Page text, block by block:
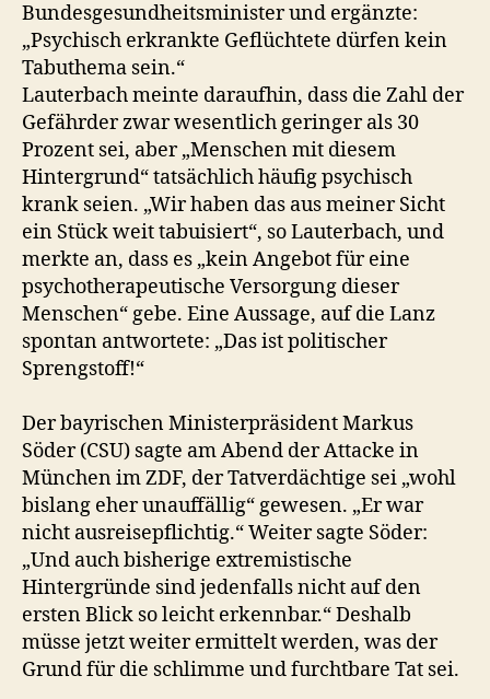
Bundesgesundheitsminister und ergänzte:
„Psychisch erkrankte Geflüchtete dürfen kein
Tabuthema sein.“
Lauterbach meinte daraufhin, dass die Zahl der
Gefährder zwar wesentlich geringer als 30
Prozent sei, aber „Menschen mit diesem
Hintergrund“ tatsächlich häufig psychisch
krank seien. „Wir haben das aus meiner Sicht
ein Stück weit tabuisiert“, so Lauterbach, und
merkte an, dass es „kein Angebot für eine
psychotherapeutische Versorgung dieser
Menschen“ gebe. Eine Aussage, auf die Lanz
spontan antwortete: „Das ist politischer
Sprengstoff!“
Der bayrischen Ministerpräsident Markus
Söder (CSU) sagte am Abend der Attacke in
München im ZDF, der Tatverdächtige sei „wohl
bislang eher unauffällig“ gewesen. „Er war
nicht ausreisepflichtig.“ Weiter sagte Söder:
„Und auch bisherige extremistische
Hintergründe sind jedenfalls nicht auf den
ersten Blick so leicht erkennbar.“ Deshalb
müsse jetzt weiter ermittelt werden, was der
Grund für die schlimme und furchtbare Tat sei.